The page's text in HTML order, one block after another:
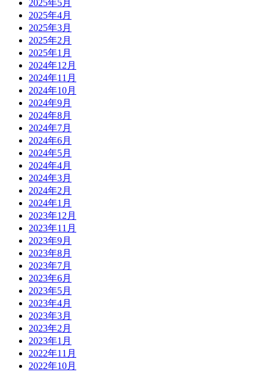
2025年5月
2025年4月
2025年3月
2025年2月
2025年1月
2024年12月
2024年11月
2024年10月
2024年9月
2024年8月
2024年7月
2024年6月
2024年5月
2024年4月
2024年3月
2024年2月
2024年1月
2023年12月
2023年11月
2023年9月
2023年8月
2023年7月
2023年6月
2023年5月
2023年4月
2023年3月
2023年2月
2023年1月
2022年11月
2022年10月